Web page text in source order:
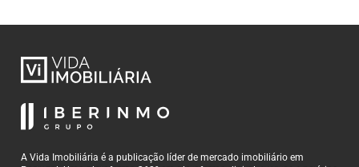
A Vida Imobiliária é a publicação líder de mercado imobiliário em